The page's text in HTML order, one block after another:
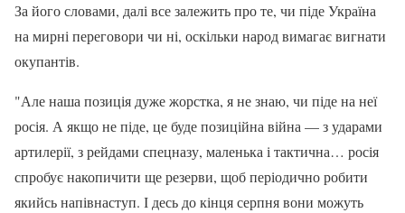
За його словами, далі все залежить про те, чи піде Україна
на мирні переговори чи ні, оскільки народ вимагає вигнати
окупантів.
"Але наша позиція дуже жорстка, я не знаю, чи піде на неї
росія. А якщо не піде, це буде позиційна війна — з ударами
артилерії, з рейдами спецназу, маленька і тактична… росія
спробує накопичити ще резерви, щоб періодично робити
якийсь напівнаступ. І десь до кінця серпня вони можуть